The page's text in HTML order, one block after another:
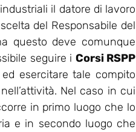
il datore di lavoro
del Responsabile del
questo deve comunque
seguire i Corsi RSPP
esercitare tale compito
Nel caso in cui
in primo luogo che lo
e in secondo luogo che